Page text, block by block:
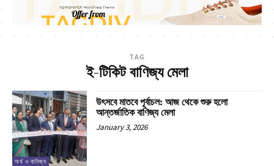
TAG
ই-টিকিট বাণিজ্য মেলা
অর্থ ও বানিজ্য
উৎসবে মাতবে পূর্বাচল: আজ থেকে শুরু হলো
আন্তর্জাতিক বাণিজ্য মেলা
January 3, 2026